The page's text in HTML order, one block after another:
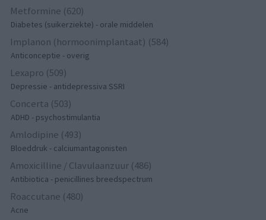
Metformine (620)
Diabetes (suikerziekte) - orale middelen
Implanon (hormoonimplantaat) (584)
Anticonceptie - overig
Lexapro (509)
Depressie - antidepressiva SSRI
Concerta (503)
ADHD - psychostimulantia
Amlodipine (493)
Bloeddruk - calciumantagonisten
Amoxicilline / Clavulaanzuur (486)
Antibiotica - penicillines breedspectrum
Roaccutane (480)
Acne